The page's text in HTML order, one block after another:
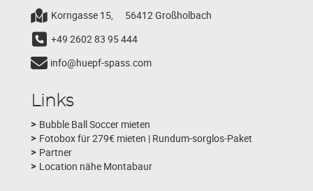
Korngasse 15,
56412 Großholbach
+49 2602 83 95 444
info@huepf-spass.com
Links
Bubble Ball Soccer mieten
Fotobox für 279€ mieten | Rundum-sorglos-Paket
Partner
Location nähe Montabaur